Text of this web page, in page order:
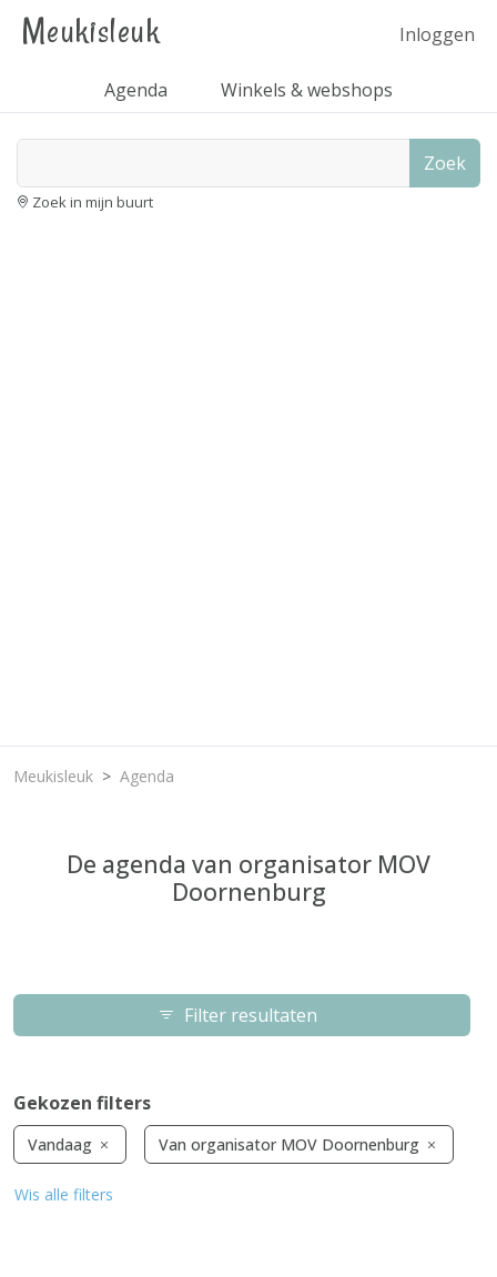
Meukisleuk Inloggen
Agenda Winkels & webshops
Zoek
Zoek in mijn buurt
Meukisleuk Agenda
De agenda van organisator MOV
Doornenburg
Filter resultaten
Gekozen filters
Vandaag Van organisator MOV Doornenburg
Wis alle filters